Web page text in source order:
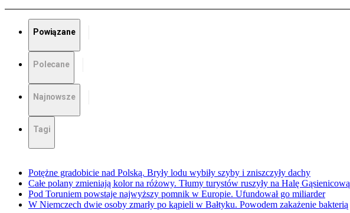
Powiązane
Polecane
Najnowsze
Tagi
Potężne gradobicie nad Polską. Bryły lodu wybiły szyby i zniszczyły dachy
Całe polany zmieniają kolor na różowy. Tłumy turystów ruszyły na Halę Gąsienicową
Pod Toruniem powstaje najwyższy pomnik w Europie. Ufundował go miliarder
W Niemczech dwie osoby zmarły po kąpieli w Bałtyku. Powodem zakażenie bakterią